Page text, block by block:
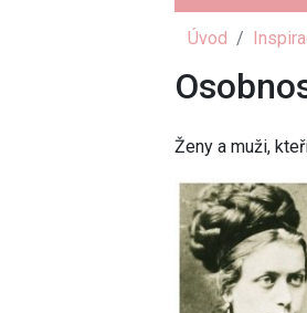
Úvod
Ženy a muži,